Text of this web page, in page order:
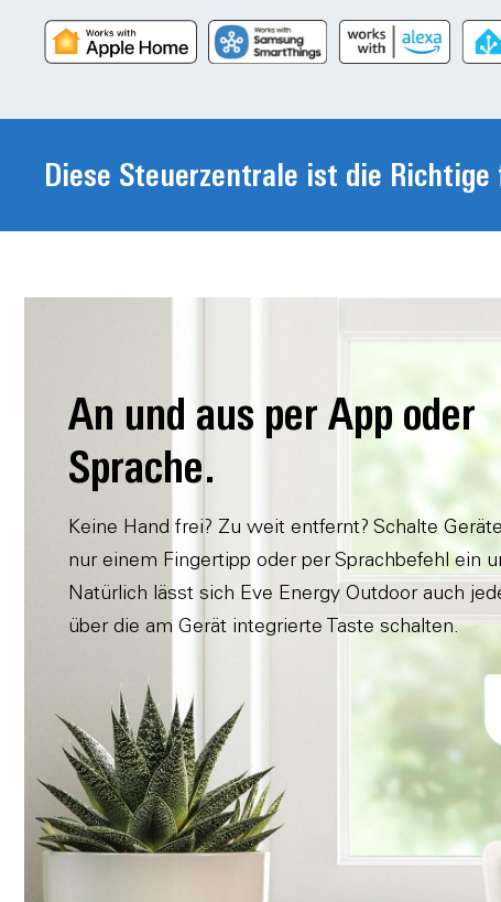
Diese Steuerzentrale ist die Richtige
An und aus per App oder
Sprache.
Keine Hand frei? Zu weit entfernt? Schalte
nur einem Fingertipp oder per Sprachbefehl ein
Natürlich lässt sich Eve Energy Outdoor auch
über die am Gerät integrierte Taste schalten.